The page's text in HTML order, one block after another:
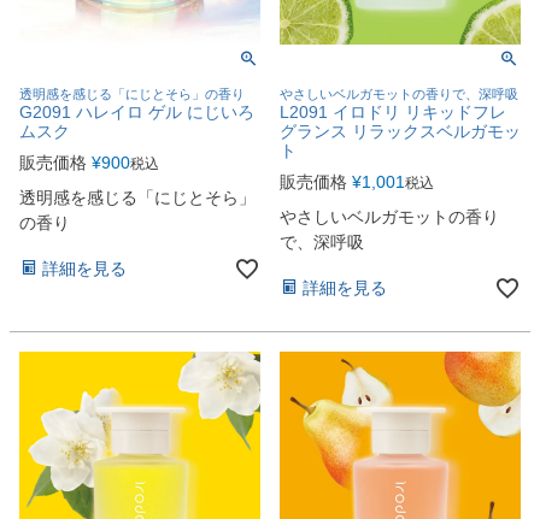
透明感を感じる「にじとそら」の香り
G2091 ハレイロ ゲル にじいろ
ムスク
販売価格 ¥900税込
透明感を感じる「にじとそら」
の香り
詳細を見る
やさしいベルガモットの香りで、深呼吸
L2091 イロドリ リキッドフレ
グランス リラックスベルガモッ
ト
販売価格 ¥1,001 税込
やさしいベルガモットの香り
で、深呼吸
詳細を見る